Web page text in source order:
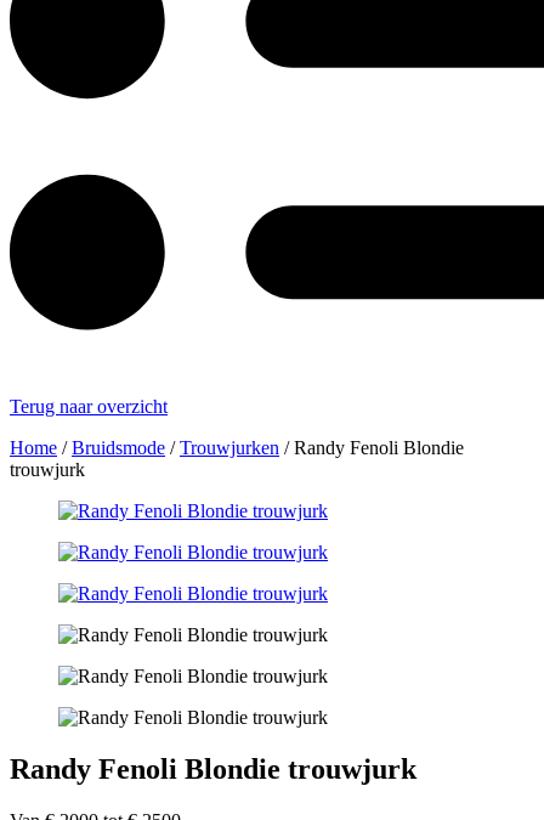
Terug naar overzicht
Home /Bruidsmode /Trouwjurken /Randy Fenoli Blondie
trouwjurk
Randy Fenoli Blondie trouwjurk